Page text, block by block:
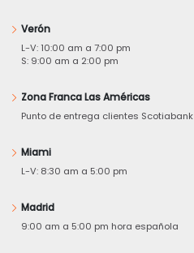
Verón
L-V: 10:00 am a 7:00 pm
S: 9:00 am a 2:00 pm
Zona Franca Las Américas
Punto de entrega clientes Scotiabank
Miami
L-V: 8:30 am a 5:00 pm
Madrid
9:00 am a 5:00 pm hora española